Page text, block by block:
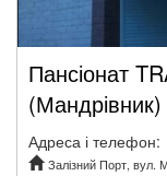
Пансіонат
(Мандрівник)
Адреса і телефон:
Залізний Порт, вул.